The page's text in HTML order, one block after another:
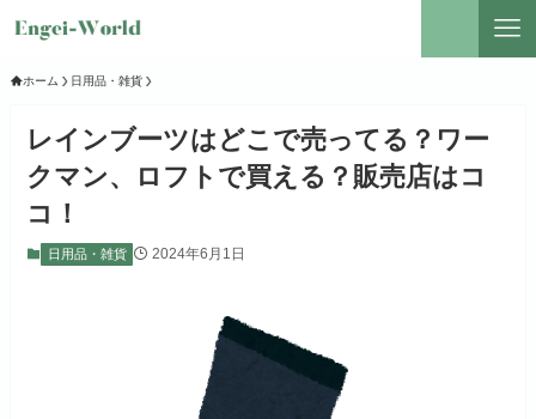
ホーム 日用品・雑貨
レインブーツはどこで売ってる？ワー
クマン、ロフトで買える？販売店はコ
コ！
日用品・雑貨 2024年6月1日